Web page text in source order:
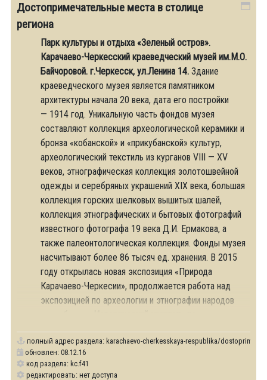
Достопримечательные места в столице
региона
Парк культуры и отдыха «Зеленый остров».
Карачаево-Черкесский краеведческий музей им.М.О.
Байчоровой. г.Черкесск, ул.Ленина 14. Здание
краеведческого музея является памятником
архитектуры начала 20 века, дата его постройки
— 1914 год. Уникальную часть фондов музея
составляют коллекция археологической керамики и
бронза «кобанской» и «прикубанской» культур,
археологический текстиль из курганов VIII — XV
веков, этнографическая коллекция золотошвейной
одежды и серебряных украшений XIX века, большая
коллекция горских шелковых вышитых шалей,
коллекция этнографических и бытовых фотографий
известного фотографа 19 века Д.И. Ермакова, а
также палеонтологическая коллекция. Фонды музея
насчитывают более 86 тысяч ед. хранения. В 2015
году открылась новая экспозиция «Природа
Карачаево-Черкесии», продолжается работа над
экспозицией по археологии и этнографии народов
полный адрес раздела: karachaevo-cherkesskaya-respublika/
обновлен: 08.12.16
код раздела: kc.f41
редактировать: нет доступа